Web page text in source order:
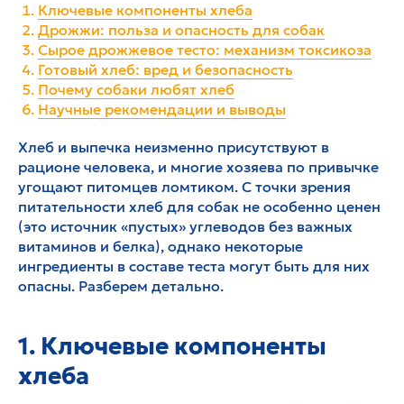
Ключевые компоненты хлеба
Дрожжи: польза и опасность для собак
Сырое дрожжевое тесто: механизм токсикоза
Готовый хлеб: вред и безопасность
Почему собаки любят хлеб
Научные рекомендации и выводы
Хлеб и выпечка неизменно присутствуют в
рационе человека, и многие хозяева по привычке
угощают питомцев ломтиком. С точки зрения
питательности хлеб для собак не особенно ценен
(это источник «пустых» углеводов без важных
витаминов и белка), однако некоторые
ингредиенты в составе теста могут быть для них
опасны. Разберем детально.
1. Ключевые компоненты
хлеба